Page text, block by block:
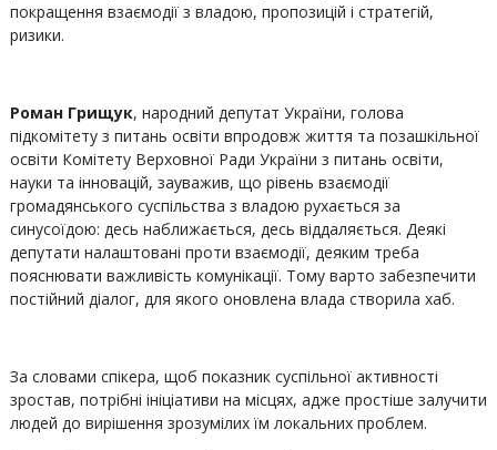
покращення взаємодії з владою, пропозицій і стратегій,
ризики.
Роман Грищук, народний депутат України, голова
підкомітету з питань освіти впродовж життя та позашкільної
освіти Комітету Верховної Ради України з питань освіти,
науки та інновацій, зауважив, що рівень взаємодії
громадянського суспільства з владою рухається за
синусоїдою: десь наближається, десь віддаляється. Деякі
депутати налаштовані проти взаємодії, деяким треба
пояснювати важливість комунікації. Тому варто забезпечити
постійний діалог, для якого оновлена влада створила хаб.
За словами спікера, щоб показник суспільної активності
зростав, потрібні ініціативи на місцях, адже простіше залучити
людей до вирішення зрозумілих їм локальних проблем.